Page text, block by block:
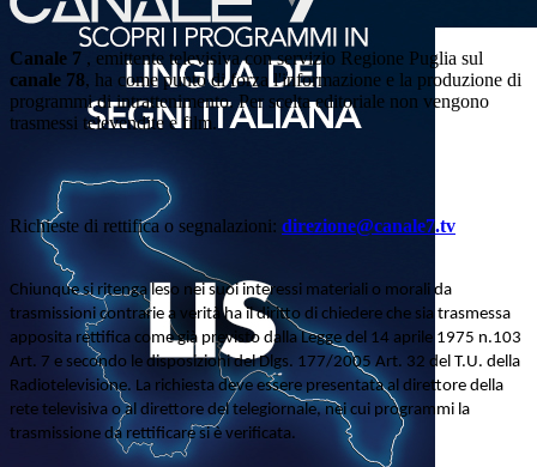
Canale 7 , emittente televisiva con servizio Regione Puglia sul
canale 78, ha come punto di forza l'informazione e la produzione di
programmi di intrattenimento. Per scelta editoriale non vengono
trasmessi televendite e film.
Richieste di rettifica o segnalazioni: direzione@canale7.tv
Chiunque si ritenga leso nei suoi interessi materiali o morali da
trasmissioni contrarie a verità ha il diritto di chiedere che sia trasmessa
apposita rettifica come già previsto dalla Legge del 14 aprile 1975 n.103
Art. 7 e secondo le disposizioni del Dlgs. 177/2005 Art. 32 del T.U. della
Radiotelevisione. La richiesta deve essere presentata al direttore della
rete televisiva o al direttore del telegiornale, nei cui programmi la
trasmissione da rettificare si è verificata.